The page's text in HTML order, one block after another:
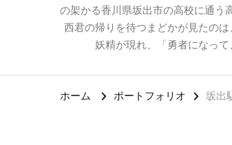
の架かる香川県坂出市の高校に通う
西君の帰りを待つまどかが見たの
妖精が現れ、「勇者になっ
ホーム ポートフォリオ 坂出